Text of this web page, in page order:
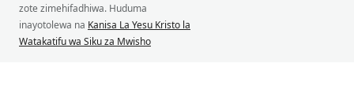
zote zimehifadhiwa. Huduma
inayotolewa na Kanisa La Yesu Kristo la
Watakatifu wa Siku za Mwisho